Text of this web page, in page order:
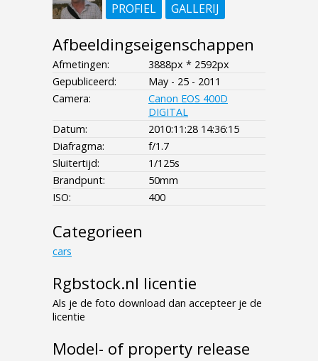
PROFIEL
GALLERIJ
Afbeeldingseigenschappen
Afmetingen:
3888px * 2592px
Gepubliceerd:
May - 25 - 2011
Camera:
Canon EOS 400D
DIGITAL
Datum:
2010:11:28 14:36:15
Diafragma:
f/1.7
Sluitertijd:
1/125s
Brandpunt:
50mm
ISO:
400
Categorieen
cars
Rgbstock.nl licentie
Als je de foto download dan accepteer je de
licentie
Model- of property release